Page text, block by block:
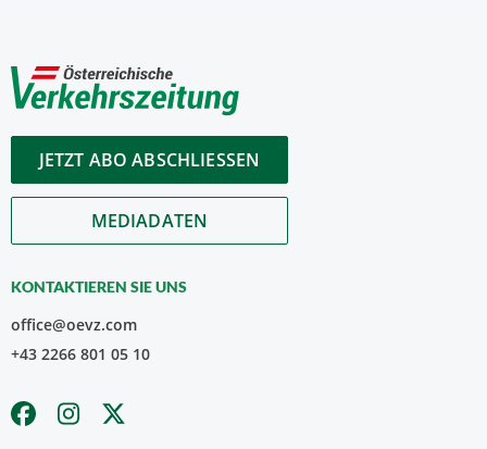
JETZT ABO ABSCHLIESSEN
MEDIADATEN
KONTAKTIEREN SIE UNS
office@oevz.com
+43 2266 801 05 10